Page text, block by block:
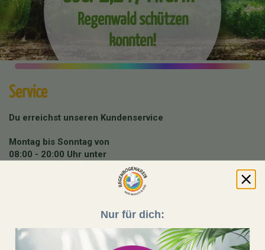
Regenwald schützen
konnten!
Service
Du erreichst unseren Kundenservice
Montag bis Sonntag von
08:00 - 20:00 Uhr unter
info@regenbogenkreis.de
Beratungstermin buchen
Nur für dich: